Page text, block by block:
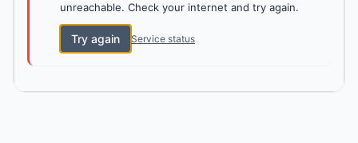
unreachable. Check your internet and try again.
Try again Service status